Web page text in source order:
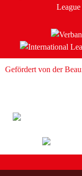
Gefördert von der